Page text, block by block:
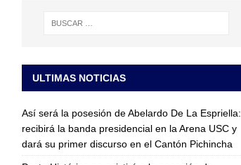
ULTIMAS NOTICIAS
Así será la posesión de Abelardo De La Espriella:
recibirá la banda presidencial en la Arena USC y
dará su primer discurso en el Cantón Pichincha